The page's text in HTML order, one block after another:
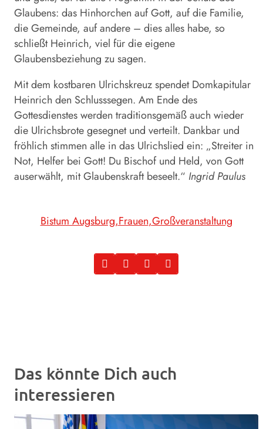
Glaubens: das Hinhorchen auf Gott, auf die Familie,
die Gemeinde, auf andere – dies alles habe, so
schließt Heinrich, viel für die eigene
Glaubensbeziehung zu sagen.
Mit dem kostbaren Ulrichskreuz spendet Domkapitular
Heinrich den Schlusssegen. Am Ende des
Gottesdienstes werden traditionsgemäß auch wieder
die Ulrichsbrote gesegnet und verteilt. Dankbar und
fröhlich stimmen alle in das Ulrichslied ein: „Streiter in
Not, Helfer bei Gott! Du Bischof und Held, von Gott
auserwählt, mit Glaubenskraft beseelt.“ Ingrid Paulus
Bistum Augsburg Frauen Großveranstaltung
Das könnte Dich auch
interessieren